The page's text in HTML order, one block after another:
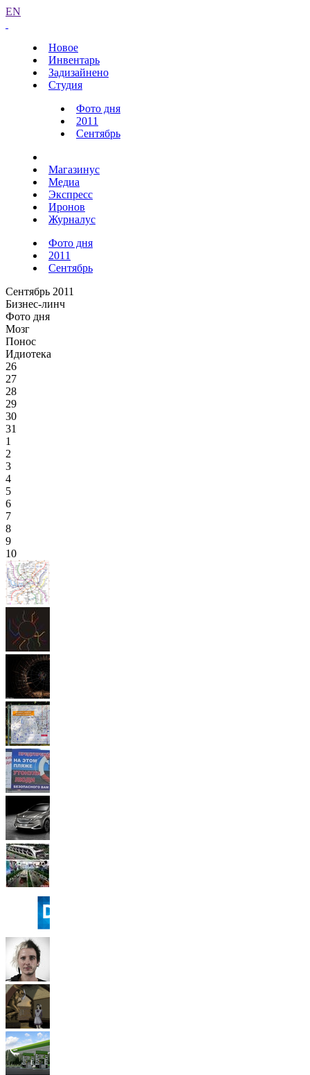
EN
Новое
Инвентарь
Задизайнено
Студия
Фото дня
2011
Сентябрь
Магазинус
Медиа
Экспресс
Иронов
Журналус
Фото дня
2011
Сентябрь
Сентябрь 2011
Бизнес-линч
Фото дня
Мозг
Понос
Идиотека
26
27
28
29
30
31
1
2
3
4
5
6
7
8
9
10